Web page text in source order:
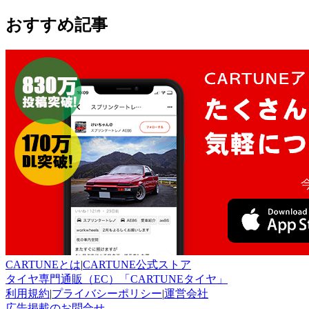
おすすめ記事
CARTUNEとは|CARTUNE公式ストア
タイヤ専門通販（EC）「CARTUNEタイヤ」
利用規約|プライバシーポリシー|運営会社